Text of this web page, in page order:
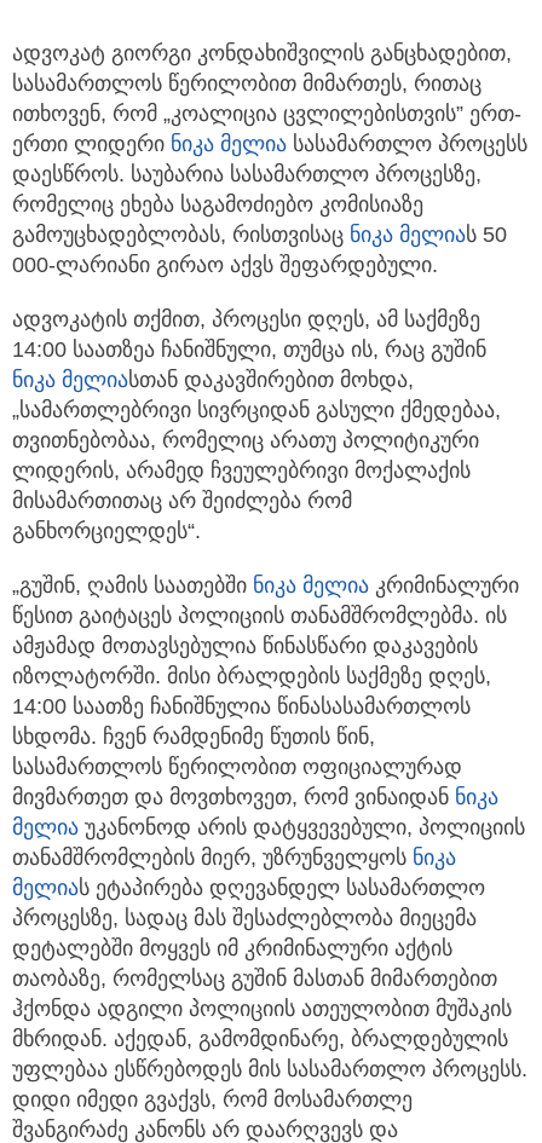
ადვოკატ გიორგი კონდახიშვილის განცხადებით,
სასამართლოს წერილობით მიმართეს, რითაც
ითხოვენ, რომ „კოალიცია ცვლილებისთვის” ერთ-
ერთი ლიდერი ნიკა მელია სასამართლო პროცესს
დაესწროს. საუბარია სასამართლო პროცესზე,
რომელიც ეხება საგამოძიებო კომისიაზე
გამოუცხადებლობას, რისთვისაც ნიკა მელიას 50
000-ლარიანი გირაო აქვს შეფარდებული.
ადვოკატის თქმით, პროცესი დღეს, ამ საქმეზე
14:00 საათზეა ჩანიშნული, თუმცა ის, რაც გუშინ
ნიკა მელიასთან დაკავშირებით მოხდა,
„სამართლებრივი სივრციდან გასული ქმედებაა,
თვითნებობაა, რომელიც არათუ პოლიტიკური
ლიდერის, არამედ ჩვეულებრივი მოქალაქის
მისამართითაც არ შეიძლება რომ
განხორციელდეს“.
„გუშინ, ღამის საათებში ნიკა მელია კრიმინალური
წესით გაიტაცეს პოლიციის თანამშრომლებმა. ის
ამჟამად მოთავსებულია წინასწარი დაკავების
იზოლატორში. მისი ბრალდების საქმეზე დღეს,
14:00 საათზე ჩანიშნულია წინასასამართლოს
სხდომა. ჩვენ რამდენიმე წუთის წინ,
სასამართლოს წერილობით ოფიციალურად
მივმართეთ და მოვთხოვეთ, რომ ვინაიდან ნიკა
მელია უკანონოდ არის დატყვევებული, პოლიციის
თანამშრომლების მიერ, უზრუნველყოს ნიკა
მელიას ეტაპირება დღევანდელ სასამართლო
პროცესზე, სადაც მას შესაძლებლობა მიეცემა
დეტალებში მოყვეს იმ კრიმინალური აქტის
თაობაზე, რომელსაც გუშინ მასთან მიმართებით
ჰქონდა ადგილი პოლიციის ათეულობით მუშაკის
მხრიდან. აქედან, გამომდინარე, ბრალდებულის
უფლებაა ესწრებოდეს მის სასამართლო პროცესს.
დიდი იმედი გვაქვს, რომ მოსამართლე
შვანგირაძე კანონს არ დაარღვევს და